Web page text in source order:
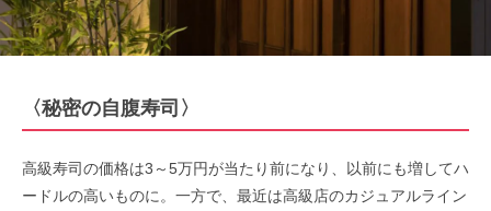
〈秘密の自腹寿司〉
高級寿司の価格は3～5万円が当たり前になり、以前にも増してハ
ードルの高いものに。一方で、最近は高級店のカジュアルライン